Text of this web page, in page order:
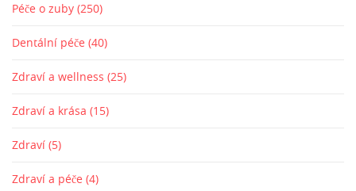
Péče o zuby (250)
Dentální péče (40)
Zdraví a wellness (25)
Zdraví a krása (15)
Zdraví (5)
Zdraví a péče (4)